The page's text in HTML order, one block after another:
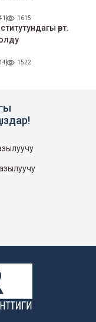
1615
өрт.
1522